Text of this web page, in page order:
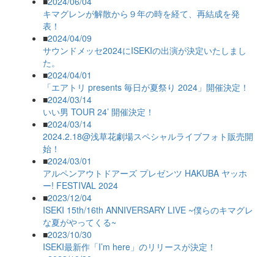
キマグレンが解散から９年の時を経て、再結成を発
表！
■2024/04/09
サウンドメッセ2024にISEKIの出演が決定いたしまし
た。
■2024/04/01
「エアトリ presents 毎日が夏祭り 2024」開催決定！
■2024/03/14
いい男 TOUR 24’ 開催決定！
■2024/03/14
2024.2.18@浅草花劇場スペシャルライブフォト販売開
始！
■2024/03/01
アルペンアウトドアーズ プレゼンツ HAKUBA ヤッホ
ー! FESTIVAL 2024
■2023/12/04
ISEKI 15th/16th ANNIVERSARY LIVE ~僕らのキマグレ
な夏がやってくる~
■2023/10/30
ISEKI最新作「I’m here」のリリースが決定！